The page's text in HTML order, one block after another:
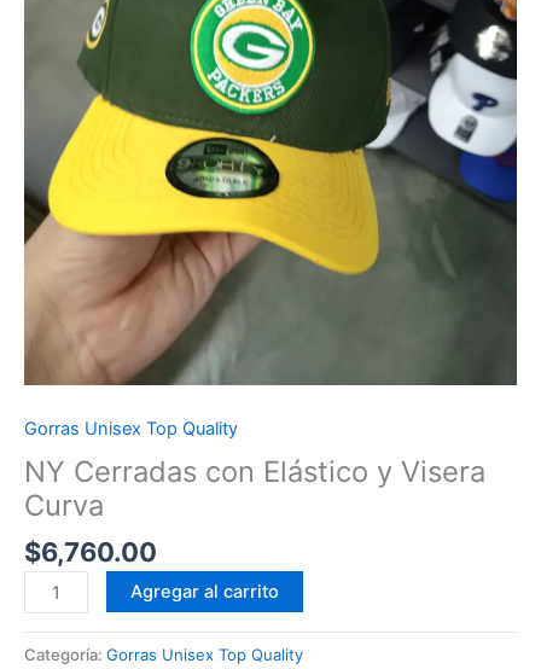
Gorras Unisex Top Quality
NY Cerradas con Elástico y Visera
Curva
$6,760.00
Cerradas
Agregar al carrito
Categoría: Gorras Unisex Top Quality